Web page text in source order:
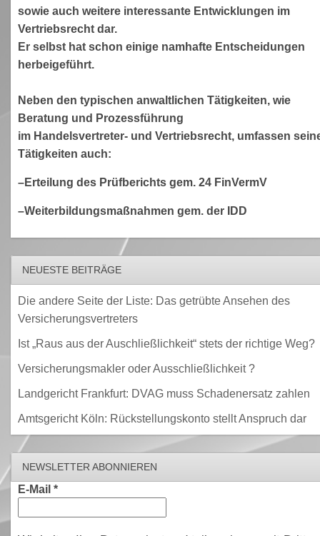
sowie auch weitere interessante Entwicklungen im
Vertriebsrecht dar.
Er selbst hat schon einige namhafte Entscheidungen
herbeigeführt.
Neben den typischen anwaltlichen Tätigkeiten, wie
Beratung und Prozessführung
im Handelsvertreter- und Vertriebsrecht, umfassen
Tätigkeiten auch:
–Erteilung des Prüfberichts gem. 24 FinVermV
–Weiterbildungsmaßnahmen gem. der IDD
NEUESTE BEITRÄGE
Die andere Seite der Liste: Das getrübte Ansehen des
Versicherungsvertreters
Ist „Raus aus der Auschließlichkeit“ stets der richtige Weg?
Versicherungsmakler oder Ausschließlichkeit ?
Landgericht Frankfurt: DVAG muss Schadenersatz zahlen
Amtsgericht Köln: Rückstellungskonto stellt Anspruch dar
NEWSLETTER ABONNIEREN
E-Mail *